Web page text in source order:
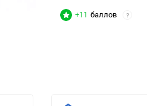
+11 баллов ?